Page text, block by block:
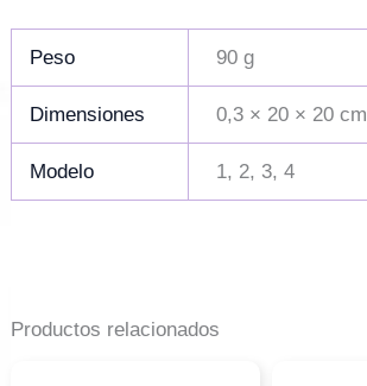
Peso 90 g
Dimensiones 0,3 × 20 × 20 cm
Modelo 1, 2, 3, 4
Productos relacionados